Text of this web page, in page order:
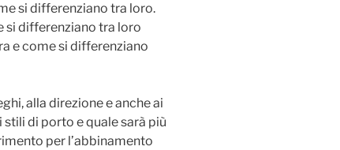
si differenziano tra loro.
si differenziano tra loro
e come si differenziano
alla direzione e anche ai
di porto e quale sarà più
per l’abbinamento